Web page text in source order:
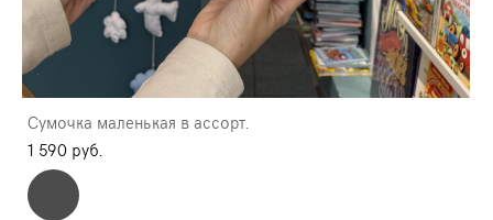
Сумочка маленькая в ассорт.
1 590 pуб.